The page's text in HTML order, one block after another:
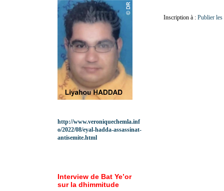
Inscription à : Publier
http://www.veroniquechemla.inf
o/2022/08/eyal-hadda-assassinat-
antisemite.html
Interview de Bat Ye’or
sur la dhimmitude